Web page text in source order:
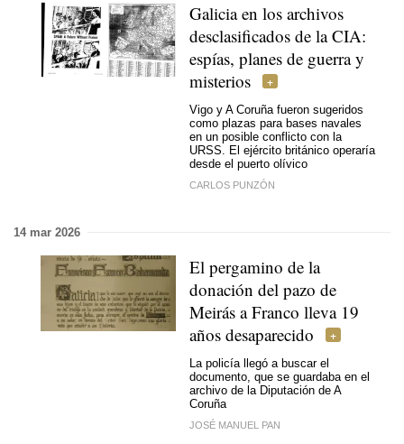
Galicia en los archivos
desclasificados de la CIA:
espías, planes de guerra y
misterios
Vigo y A Coruña fueron sugeridos
como plazas para bases navales
en un posible conflicto con la
URSS. El ejército británico operaría
desde el puerto olívico
CARLOS PUNZÓN
14 mar 2026
El pergamino de la
donación del pazo de
Meirás a Franco lleva 19
años desaparecido
La policía llegó a buscar el
documento, que se guardaba en el
archivo de la Diputación de A
Coruña
JOSÉ MANUEL PAN